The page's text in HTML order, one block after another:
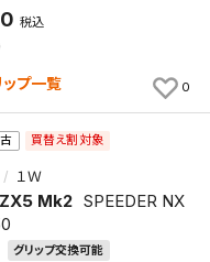
税込
プ一覧 0
買替え割対象
１Ｗ
Mk2 SPEEDER NX
グリップ交換可能